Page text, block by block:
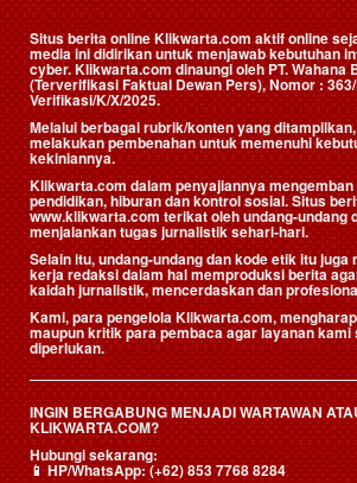
Situs berita online Klikwarta.com aktif online
media ini didirikan untuk menjawab kebutuhan
cyber. Klikwarta.com dinaungi oleh PT. Wahana
(Terverifikasi Faktual Dewan Pers), Nomor :
Verifikasi/K/X/2025.
Melalui berbagai rubrik/konten yang
melakukan pembenahan untuk memenuhi
kekiniannya.
Klikwarta.com dalam penyajiannya
pendidikan, hiburan dan kontrol sosial. Situs
www.klikwarta.com terikat oleh undang-undang
menjalankan tugas jurnalistik sehari-hari.
Selain itu, undang-undang dan kode etik itu juga
kerja redaksi dalam hal memproduksi berita
kaidah jurnalistik, mencerdaskan dan
Kami, para pengelola Klikwarta.com,
maupun kritik para pembaca agar layanan kami
diperlukan.
INGIN BERGABUNG MENJADI WARTAWAN
KLIKWARTA.COM?
Hubungi sekarang:
📱HP/WhatsApp:(+62) 853 7768 8284